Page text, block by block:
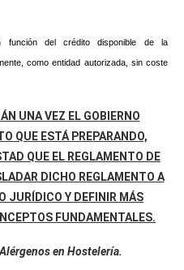
función del crédito disponible de la
como entidad autorizada, sin coste
UNA VEZ EL GOBIERNO
QUE ESTÁ PREPARANDO,
QUE EL REGLAMENTO DE
DICHO REGLAMENTO A
JURÍDICO Y DEFINIR MÁS
FUNDAMENTALES.
en Hostelería.